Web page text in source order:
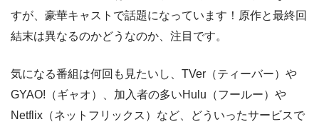
すが、豪華キャストで話題になっています！原作と最終回
結末は異なるのかどうなのか、注目です。
気になる番組は何回も見たいし、TVer（ティーバー）や
GYAO!（ギャオ）、加入者の多いHulu（フールー）や
Netflix（ネットフリックス）など、どういったサービスで